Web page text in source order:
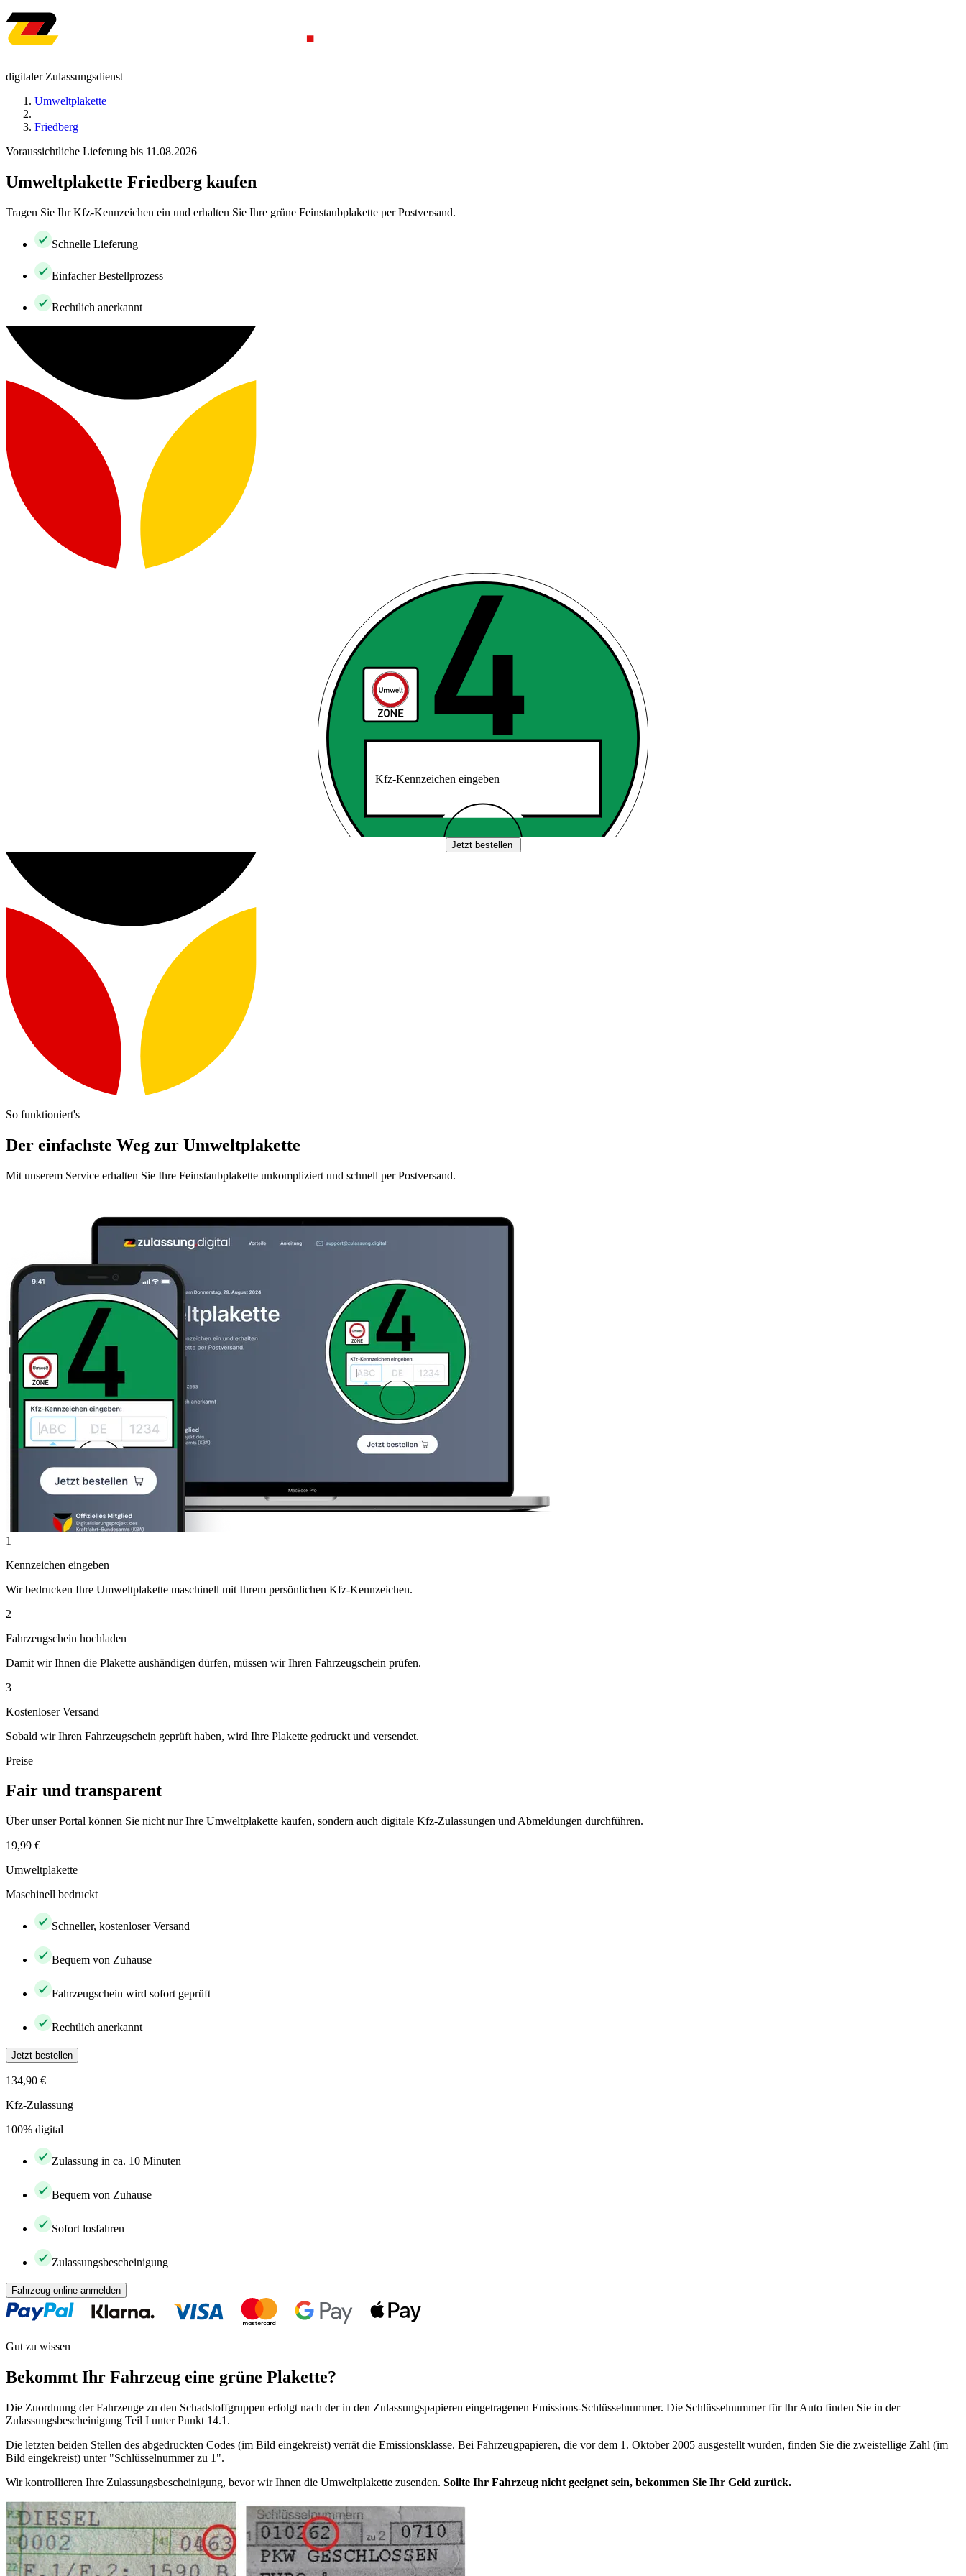
digitaler Zulassungsdienst
Umweltplakette
Friedberg
Voraussichtliche Lieferung bis 11.08.2026
Umweltplakette Friedberg kaufen
Tragen Sie Ihr Kfz-Kennzeichen ein und erhalten Sie Ihre grüne Feinstaubplakette per Postversand.
Schnelle Lieferung
Einfacher Bestellprozess
Rechtlich anerkannt
Kfz-Kennzeichen eingeben
Jetzt bestellen
So funktioniert's
Der einfachste Weg zur Umweltplakette
Mit unserem Service erhalten Sie Ihre Feinstaubplakette unkompliziert und schnell per Postversand.
1
Kennzeichen eingeben
Wir bedrucken Ihre Umweltplakette maschinell mit Ihrem persönlichen Kfz-Kennzeichen.
2
Fahrzeugschein hochladen
Damit wir Ihnen die Plakette aushändigen dürfen, müssen wir Ihren Fahrzeugschein prüfen.
3
Kostenloser Versand
Sobald wir Ihren Fahrzeugschein geprüft haben, wird Ihre Plakette gedruckt und versendet.
Preise
Fair und transparent
Über unser Portal können Sie nicht nur Ihre Umweltplakette kaufen, sondern auch digitale Kfz-Zulassungen und Abmeldungen durchführen.
19,99 €
Umweltplakette
Maschinell bedruckt
Schneller, kostenloser Versand
Bequem von Zuhause
Fahrzeugschein wird sofort geprüft
Rechtlich anerkannt
Jetzt bestellen
134,90 €
Kfz-Zulassung
100% digital
Zulassung in ca. 10 Minuten
Bequem von Zuhause
Sofort losfahren
Zulassungsbescheinigung
Fahrzeug online anmelden
Gut zu wissen
Bekommt Ihr Fahrzeug eine grüne Plakette?
Die Zuordnung der Fahrzeuge zu den Schadstoffgruppen erfolgt nach der in den Zulassungspapieren eingetragenen Emissions-Schlüsselnummer. Die Schlüsselnummer für Ihr Auto finden Sie in der
Zulassungsbescheinigung Teil I unter Punkt 14.1.
Die letzten beiden Stellen des abgedruckten Codes (im Bild eingekreist) verrät die Emissionsklasse. Bei Fahrzeugpapieren, die vor dem 1. Oktober 2005 ausgestellt wurden, finden Sie die zweistellige Zahl (im
Bild eingekreist) unter "Schlüsselnummer zu 1".
Wir kontrollieren Ihre Zulassungsbescheinigung, bevor wir Ihnen die Umweltplakette zusenden. Sollte Ihr Fahrzeug nicht geeignet sein, bekommen Sie Ihr Geld zurück.